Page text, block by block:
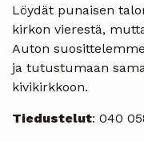
Löydät punaisen
kirkon vierestä,
Auton
ja tutustumaan
kivikirkkoon.
Tiedustelut: 040